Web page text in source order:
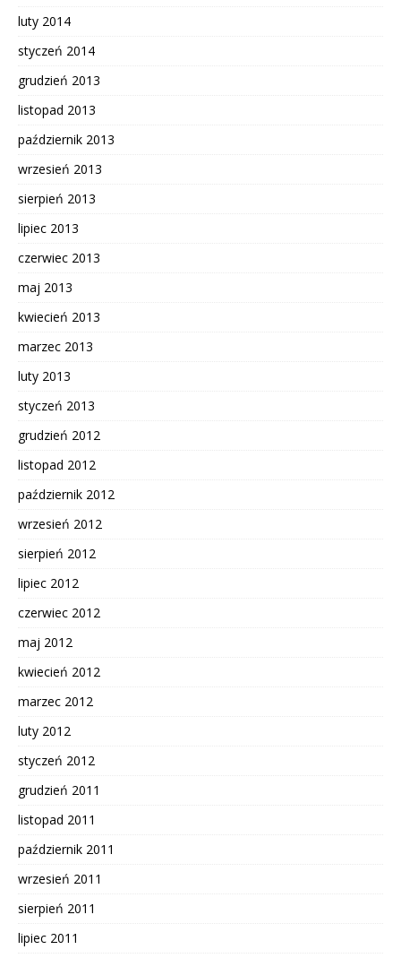
luty 2014
styczeń 2014
grudzień 2013
listopad 2013
październik 2013
wrzesień 2013
sierpień 2013
lipiec 2013
czerwiec 2013
maj 2013
kwiecień 2013
marzec 2013
luty 2013
styczeń 2013
grudzień 2012
listopad 2012
październik 2012
wrzesień 2012
sierpień 2012
lipiec 2012
czerwiec 2012
maj 2012
kwiecień 2012
marzec 2012
luty 2012
styczeń 2012
grudzień 2011
listopad 2011
październik 2011
wrzesień 2011
sierpień 2011
lipiec 2011